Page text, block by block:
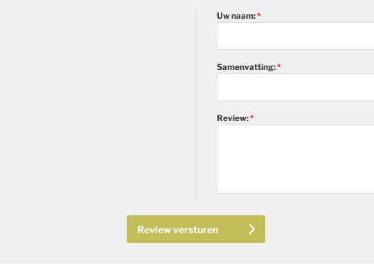
Uw naam:
Samenvatting:
Review:
Review versturen